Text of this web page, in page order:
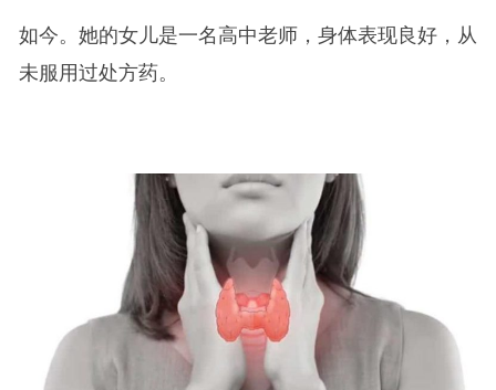
如今。她的女儿是一名高中老师，身体表现良好，从
未服用过处方药。